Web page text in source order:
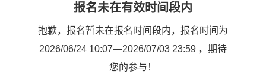
报名未在有效时间段内
抱歉，报名暂未在报名时间段内，报名时间为
2026/06/24 10:07—2026/07/03 23:59 ，期待
您的参与！